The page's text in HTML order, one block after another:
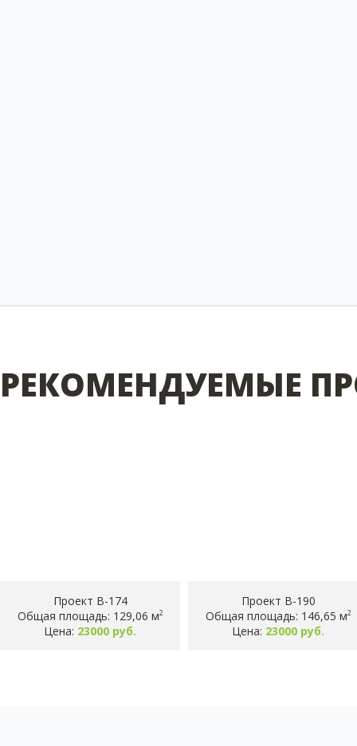
РЕКОМЕНДУЕМЫЕ
Проект B-174
Общая площадь: 129,06 м2
Цена: 23000 руб.
Проект B-190
Общая площадь: 146,65 м2
Цена: 23000 руб.